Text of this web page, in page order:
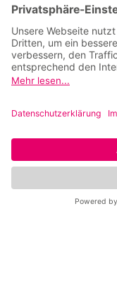
Franchise
Service
Preise Presse
Leistungen
Fitness Standorte